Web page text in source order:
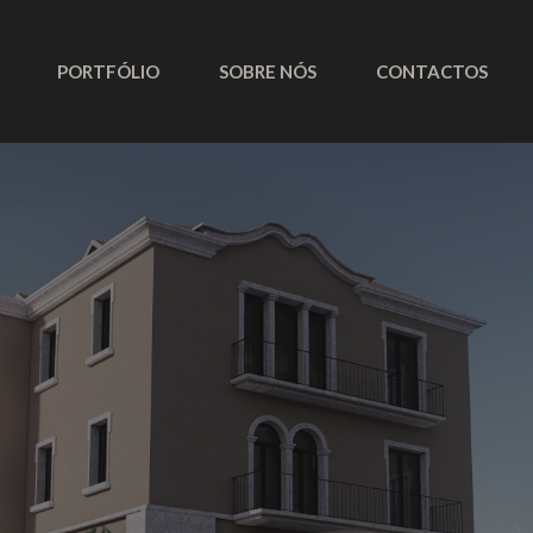
PORTFÓLIO SOBRE NÓS CONTACTOS